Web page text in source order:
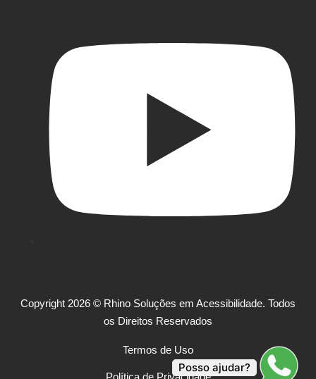
Copyright 2026 © Rhino Soluções em Acessibilidade. Todos
os Direitos Reservados
Termos de Uso
Política de Privacidade
Posso ajudar?